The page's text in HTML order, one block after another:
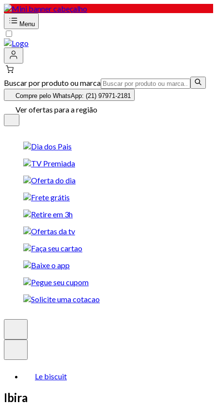
Menu
Buscar por produto ou marca
Compre pelo WhatsApp: (21) 97971-2181
Ver ofertas para a região
Le biscuit
Ibira